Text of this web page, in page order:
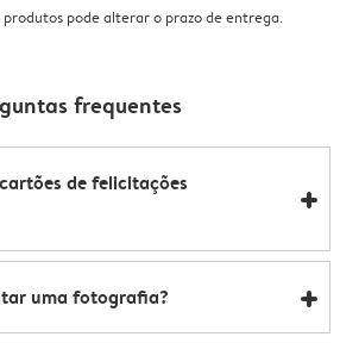
pode alterar o prazo de entrega.
frequentes
de felicitações
de Criação para criar cartões
online. Escolha um
e personalize-o com
uma fotografia?